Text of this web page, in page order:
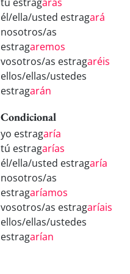
él/ella/usted estragará
nosotros/as
estragaremos
vosotros/as estragaréis
ellos/ellas/ustedes
estragarán
Condicional
yo estragaría
tú estragarías
él/ella/usted estragaría
nosotros/as
estragaríamos
vosotros/as estragaríais
ellos/ellas/ustedes
estragarían